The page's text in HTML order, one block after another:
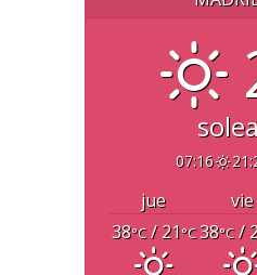
07:16
jue vie
38°C/ 21°C38°C/